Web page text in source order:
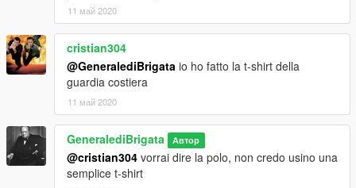
11 май 2020
cristian304
@GeneralediBrigata io ho fatto la t-shirt della
guardia costiera
11 май 2020
GeneralediBrigata Автор
@cristian304 vorrai dire la polo, non credo usino una
semplice t-shirt